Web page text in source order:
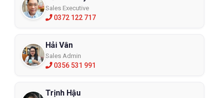
Sales Executive
0372 122 717
Hải Vân
Sales Admin
0356 531 991
Trịnh Hậu